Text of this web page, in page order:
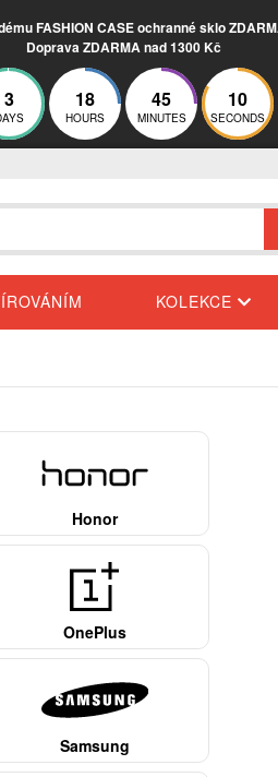
FASHION CASE ochranné sklo
Doprava ZDARMA nad 1300 Kč
3 18
HOURS
45
MINUTES
9
SECONDS
KOLEKCE
Honor
OnePlus
Samsung